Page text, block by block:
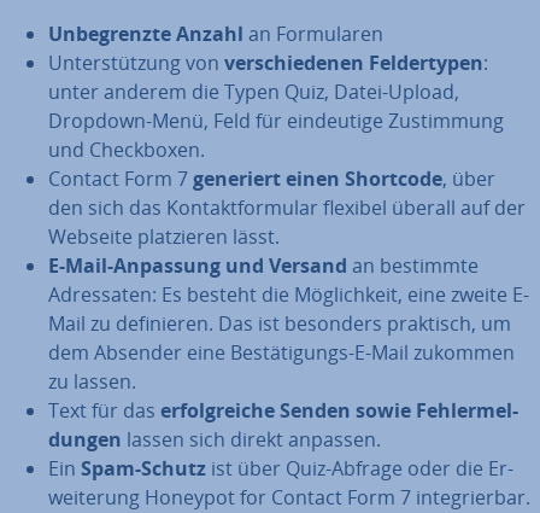
Un­be­grenz­te Anzahl an For­mu­la­ren
Un­ter­stüt­zung von ver­schie­de­nen Fel­der­ty­pen:
unter anderem die Typen Quiz, Datei-Upload,
Dropdown-Menü, Feld für ein­deu­ti­ge Zu­stim­mung
und Check­bo­xen.
Contact Form 7generiert einen Shortcode, über
den sich das Kon­takt­for­mu­lar flexibel überall auf der
Webseite plat­zie­ren lässt.
E-Mail-Anpassung und Versand an bestimmte
Adres­sa­ten: Es besteht die Mög­lich­keit, eine zweite E-
Mail zu de­fi­nie­ren. Das ist besonders praktisch, um
dem Absender eine Be­stä­ti­gungs-E-Mail zukommen
zu lassen.
Text für das er­folg­rei­che Senden sowie Feh­ler­mel­
dun­gen lassen sich direkt anpassen.
Ein Spam-Schutz ist über Quiz-Abfrage oder die Er­
wei­te­rung Honeypot for Contact Form 7 in­te­grier­bar.